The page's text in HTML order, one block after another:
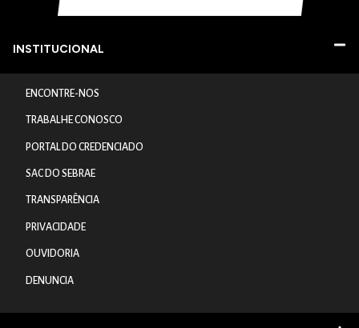
INSTITUCIONAL
ENCONTRE-NOS
TRABALHE CONOSCO
PORTAL DO CREDENCIADO
SAC DO SEBRAE
TRANSPARÊNCIA
PRIVACIDADE
OUVIDORIA
DENUNCIA